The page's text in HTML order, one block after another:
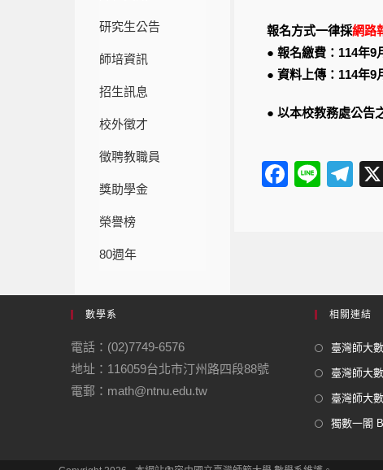
研究生公告
師培資訊
招生訊息
校外徵才
徵聘教職員
獎助學金
榮譽榜
80週年
報名方式一律採網路
● 報名繳費：114年9
● 資料上傳：114年9
● 以本校教務處公告
F
o
Li
T
m
數學系
電話：(02)7749-6576
地址：116059台北市汀州路四段88號
電郵：math@ntnu.edu.tw
相關連結
臺灣師大
臺灣師大
臺灣師大
獨數一閣